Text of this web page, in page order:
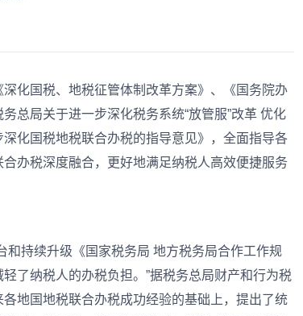
化国税、地税征管体制改革方案》、《国务院办
总局关于进一步深化税务系统“放管服”改革 优化
化国税地税联合办税的指导意见》，全面指导各
办税深度融合，更好地满足纳税人高效便捷服务
持续升级《国家税务局 地方税务局合作工作规
了纳税人的办税负担。”据税务总局财产和行为税
地国地税联合办税成功经验的基础上，提出了统